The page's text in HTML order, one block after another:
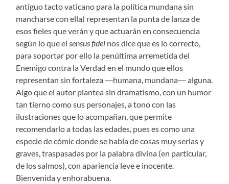
antiguo tacto vaticano para la política mundana sin
mancharse con ella) representan la punta de lanza de
esos fieles que verán y que actuarán en consecuencia
según lo que elsensus fidei nos dice que es lo correcto,
para soportar por ello la penúltima arremetida del
Enemigo contra la Verdad en el mundo que ellos
representan sin fortaleza ―humana, mundana― alguna.
Algo que el autor plantea sin dramatismo, con un humor
tan tierno como sus personajes, a tono con las
ilustraciones que lo acompañan, que permite
recomendarlo a todas las edades, pues es como una
especie de cómic donde se habla de cosas muy serias y
graves, traspasadas por la palabra divina (en particular,
de los salmos), con apariencia leve e inocente.
Bienvenida y enhorabuena.